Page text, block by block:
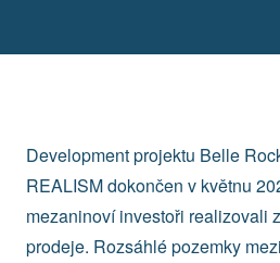
Development projektu Belle
REALISM dokončen v květnu
mezaninoví investoři realizovali
prodeje. Rozsáhlé pozemky